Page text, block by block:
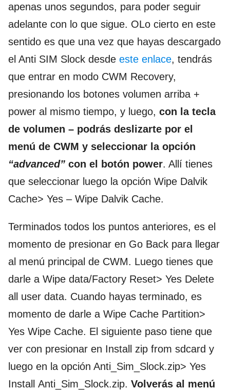
apenas unos segundos, para poder seguir
adelante con lo que sigue. OLo cierto en este
sentido es que una vez que hayas descargado
el Anti SIM Slock desde este enlace, tendrás
que entrar en modo CWM Recovery,
presionando los botones volumen arriba +
power al mismo tiempo, y luego, con la tecla
de volumen – podrás deslizarte por el
menú de CWM y seleccionar la opción
“advanced” con el botón power. Allí tienes
que seleccionar luego la opción Wipe Dalvik
Cache> Yes – Wipe Dalvik Cache.
Terminados todos los puntos anteriores, es el
momento de presionar en Go Back para llegar
al menú principal de CWM. Luego tienes que
darle a Wipe data/Factory Reset> Yes Delete
all user data. Cuando hayas terminado, es
momento de darle a Wipe Cache Partition>
Yes Wipe Cache. El siguiente paso tiene que
ver con presionar en Install zip from sdcard y
luego en la opción Anti_Sim_Slock.zip> Yes
Install Anti_Sim_Slock.zip. Volverás al menú